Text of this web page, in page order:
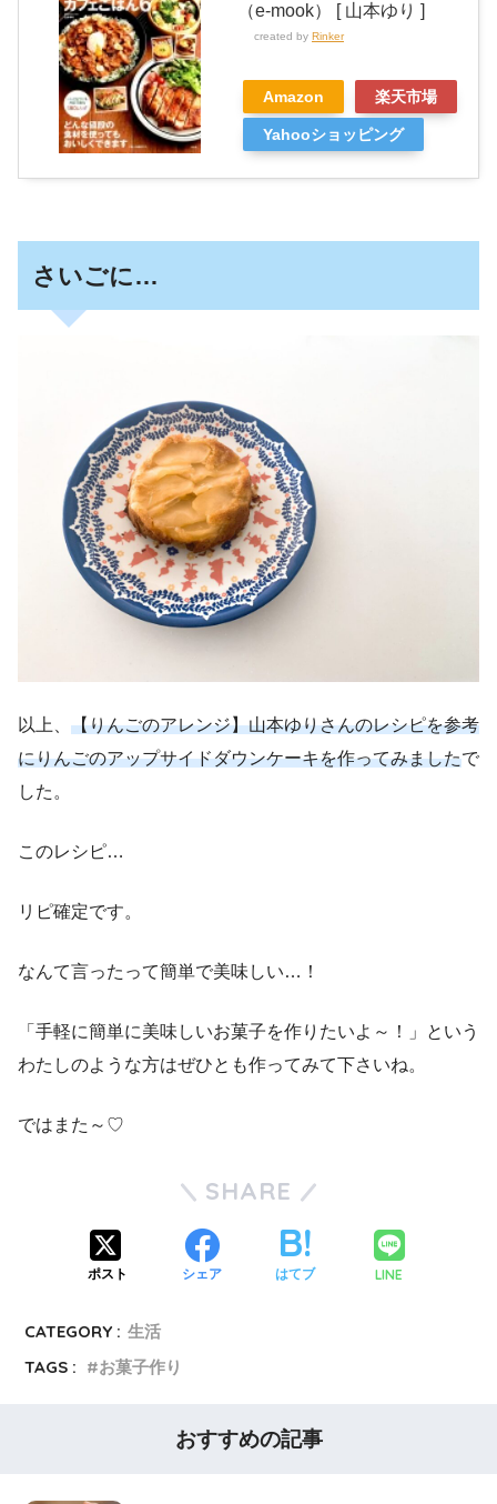
（e-mook） [ 山本ゆり ]
created by Rinker
Amazon 楽天市場
Yahooショッピング
さいごに…
以上、 【りんごのアレンジ】山本ゆりさんのレシピを参考
にりんごのアップサイドダウンケーキを作ってみましたで
した。
このレシピ…
リピ確定です。
なんて言ったって簡単で美味しい…！
「手軽に簡単に美味しいお菓子を作りたいよ～！」という
わたしのような方はぜひとも作ってみて下さいね。
ではまた～♡
SHARE
ポスト シェア はてブ LINE
CATEGORY : 生活
TAGS :
お菓子作り
おすすめの記事